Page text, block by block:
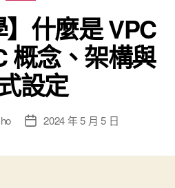
小
類
】什麼是 VPC
概念、架構與
設定
文 2024 年 5 月 5 日